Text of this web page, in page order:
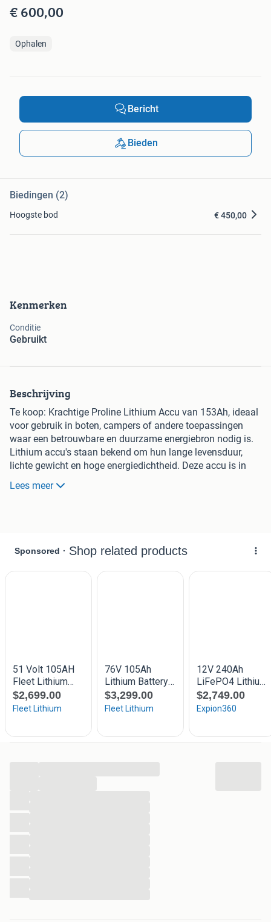
Kenmerken
Conditie
Gebruikt
Beschrijving
Te koop: Krachtige Proline Lithium Accu van 153Ah, ideaal
voor gebruik in boten, campers of andere toepassingen
waar een betrouwbare en duurzame energiebron nodig is.
Lithium accu's staan bekend om hun lange levensduur,
lichte gewicht en hoge energiedichtheid. Deze accu is in
uitstekende staat en klaar voor gebruik. Perfect voor
langere vaartochten of off-grid avonturen.
Lees meer
€ 600,00
Ophalen
Bericht
Bieden
Biedingen (2)
Hoogste bod € 450,00